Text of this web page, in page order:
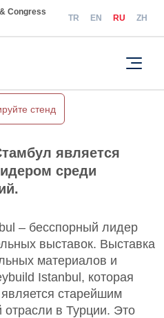
Congress
TR EN RU ZH
стенд
является
среди
– бесспорный лидер
выставок. Выставка
материалов и
Istanbul, которая
старейшим
отрасли в Турции. Это